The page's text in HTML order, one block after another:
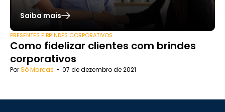
Saiba mais
PRESENTES E BRINDES CORPORATIVOS
Como fidelizar clientes com brindes
corporativos
PorSó Marcas • 07 de dezembro de 2021